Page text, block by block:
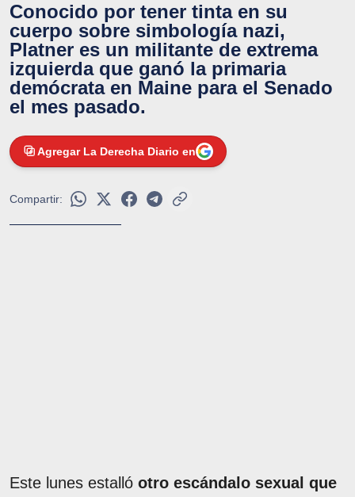
Conocido por tener tinta en su
cuerpo sobre simbología nazi,
Platner es un militante de extrema
izquierda que ganó la primaria
demócrata en Maine para el Senado
el mes pasado.
Agregar La Derecha Diario en
Compartir:
Este lunes estalló otro escándalo sexual que